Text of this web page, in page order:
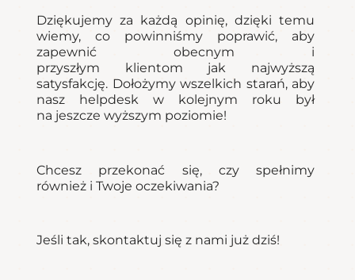
Dziękujemy za każdą opinię, dzięki temu
wiemy, co powinniśmy poprawić, aby
zapewnić obecnym i
przyszłym klientom jak najwyższą
satysfakcję. Dołożymy wszelkich starań, aby
nasz helpdesk w kolejnym roku był
na jeszcze wyższym poziomie!
Chcesz przekonać się, czy spełnimy
również i Twoje oczekiwania?
Jeśli tak, skontaktuj się z nami już dziś!